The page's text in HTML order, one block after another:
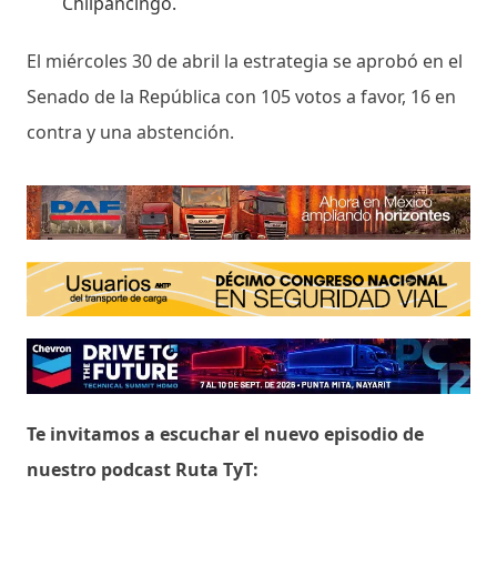
El miércoles 30 de abril la estrategia se aprobó en el
Senado de la República con 105 votos a favor, 16 en
contra y una abstención.
Te invitamos a escuchar el nuevo episodio de
nuestro podcast Ruta TyT: